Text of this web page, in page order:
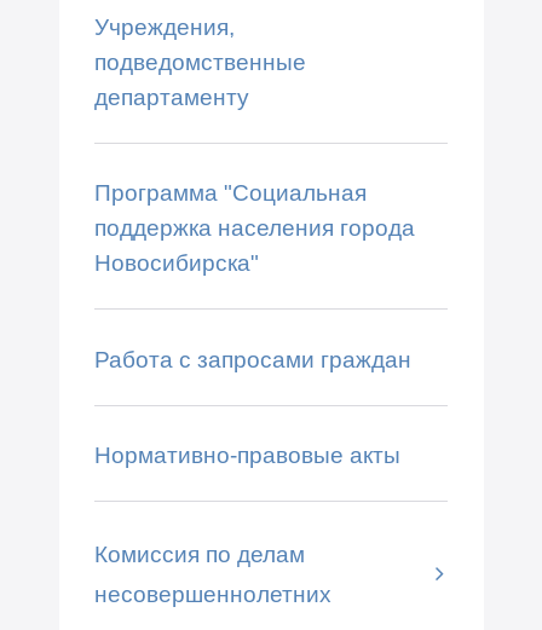
Учреждения,
подведомственные
департаменту
Программа "Социальная
поддержка населения города
Новосибирска"
Работа с запросами граждан
Нормативно-правовые акты
Комиссия по делам
несовершеннолетних